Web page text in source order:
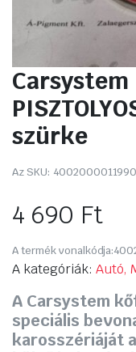
szürke
Az SKU: 4002000011990
4 690 Ft
A termék vonalkódja:
A kategóriák: Autó,
A Carsystem
speciális
karosszériáját